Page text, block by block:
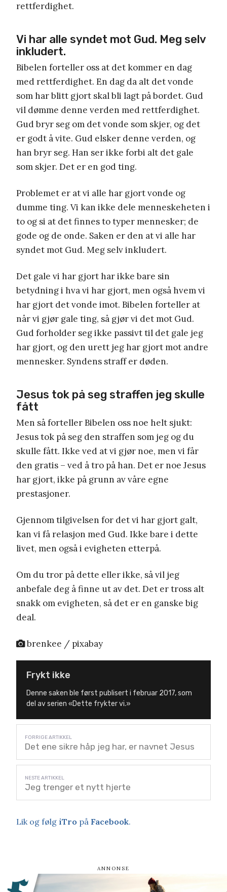
rettferdighet.
Vi har alle syndet mot Gud. Meg selv
inkludert.
Bibelen forteller oss at det kommer en dag
med rettferdighet. En dag da alt det vonde
som har blitt gjort skal bli lagt på bordet. Gud
vil dømme denne verden med rettferdighet.
Gud bryr seg om det vonde som skjer, og det
er godt å vite. Gud elsker denne verden, og
han bryr seg. Han ser ikke forbi alt det gale
som skjer. Det er en god ting.
Problemet er at vi alle har gjort vonde og
dumme ting. Vi kan ikke dele menneskeheten i
to og si at det finnes to typer mennesker; de
gode og de onde. Saken er den at vi alle har
syndet mot Gud. Meg selv inkludert.
Det gale vi har gjort har ikke bare sin
betydning i hva vi har gjort, men også hvem vi
har gjort det vonde imot. Bibelen forteller at
når vi gjør gale ting, så gjør vi det mot Gud.
Gud forholder seg ikke passivt til det gale jeg
har gjort, og den urett jeg har gjort mot andre
mennesker. Syndens straff er døden.
Jesus tok på seg straffen jeg skulle
fått
Men så forteller Bibelen oss noe helt sjukt:
Jesus tok på seg den straffen som jeg og du
skulle fått. Ikke ved at vi gjør noe, men vi får
den gratis – ved å tro på han. Det er noe Jesus
har gjort, ikke på grunn av våre egne
prestasjoner.
Gjennom tilgivelsen for det vi har gjort galt,
kan vi få relasjon med Gud. Ikke bare i dette
livet, men også i evigheten etterpå.
Om du tror på dette eller ikke, så vil jeg
anbefale deg å finne ut av det. Det er tross alt
snakk om evigheten, så det er en ganske big
deal.
brenkee / pixabay
Frykt ikke
Denne saken ble først publisert i februar 2017, som
del av serien «Dette frykter vi.»
Det ene sikre håp jeg har, er navnet Jesus
Jeg trenger et nytt hjerte
Lik og følg iTro på Facebook.